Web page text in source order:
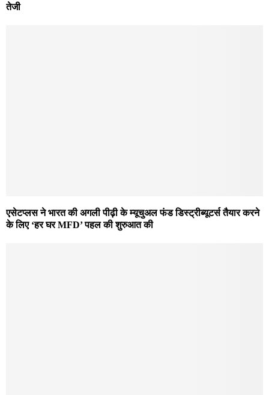
तेजी
एसेटप्लस ने भारत की अगली पीढ़ी के म्यूचुअल फंड डिस्ट्रीब्यूटर्स तैयार करने
के लिए ‘हर घर MFD’ पहल की शुरुआत की